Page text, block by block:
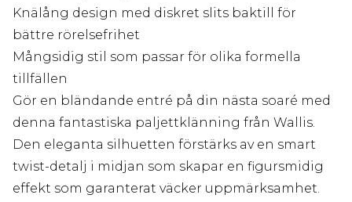
Knälång design med diskret slits baktill för
bättre rörelsefrihet
Mångsidig stil som passar för olika formella
tillfällen
Gör en bländande entré på din nästa soaré med
denna fantastiska paljettklänning från Wallis.
Den eleganta silhuetten förstärks av en smart
twist-detalj i midjan som skapar en figursmidig
effekt som garanterat väcker uppmärksamhet.